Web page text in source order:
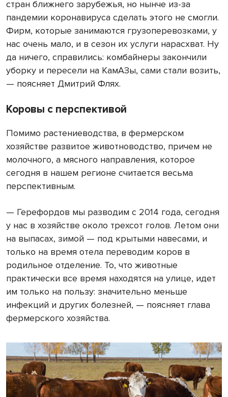
стран ближнего зарубежья, но нынче из-за
пандемии коронавируса сделать этого не смогли.
Фирм, которые занимаются грузоперевозками, у
нас очень мало, и в сезон их услуги нарасхват. Ну
да ничего, справились: комбайнеры закончили
уборку и пересели на КамАЗы, сами стали возить,
— поясняет Дмитрий Флях.
Коровы с перспективой
Помимо растениеводства, в фермерском
хозяйстве развитое животноводство, причем не
молочного, а мясного направления, которое
сегодня в нашем регионе считается весьма
перспективным.
— Герефордов мы разводим с 2014 года, сегодня
у нас в хозяйстве около трехсот голов. Летом они
на выпасах, зимой — под крытыми навесами, и
только на время отела переводим коров в
родильное отделение. То, что животные
практически все время находятся на улице, идет
им только на пользу: значительно меньше
инфекций и других болезней, — поясняет глава
фермерского хозяйства.